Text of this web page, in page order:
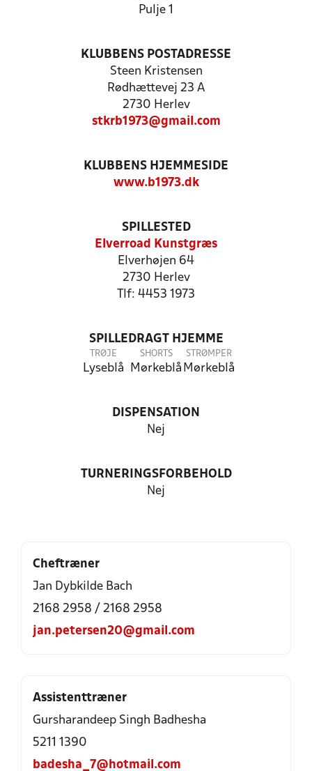
Pulje 1
KLUBBENS POSTADRESSE
Steen Kristensen
Rødhættevej 23 A
2730 Herlev
stkrb1973@gmail.com
KLUBBENS HJEMMESIDE
www.b1973.dk
SPILLESTED
Elverroad Kunstgræs
Elverhøjen 64
2730 Herlev
Tlf: 4453 1973
SPILLEDRAGT HJEMME
TRØJE
Lyseblå
SHORTS
Mørkeblå
STRØMPER
Mørkeblå
DISPENSATION
Nej
TURNERINGSFORBEHOLD
Nej
Cheftræner
Jan Dybkilde Bach
2168 2958 / 2168 2958
jan.petersen20@gmail.com
Assistenttræner
Gursharandeep Singh Badhesha
5211 1390
badesha_7@hotmail.com